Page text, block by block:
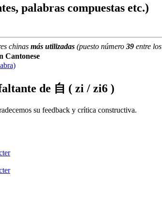
palabras compuestas etc.)
chinas más utilizadas (puesto número 39 entre los
Cantonese
de 自 ( zi / zi6 )
su feedback y crítica constructiva.